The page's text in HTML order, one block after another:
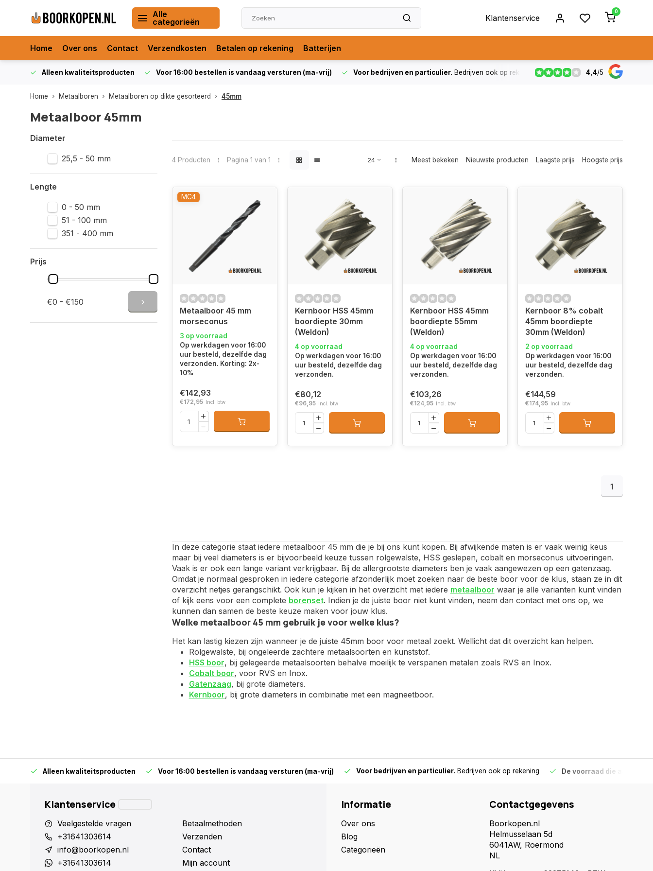
Alle
categorieën
Klantenservice
0
Home Over ons Contact Verzendkosten Betalen op rekening Batterijen
Alleen kwaliteitsproducten Voor 16:00 bestellen is vandaag versturen (ma-vrij) Voor bedrijven en particulier. Bedrijven ook op rekening De voorraad die
4,4/5
Home Metaalboren Metaalboren op dikte gesorteerd 45mm
Metaalboor 45mm
Diameter
25,5 - 50 mm
Lengte
0 - 50 mm
51 - 100 mm
351 - 400 mm
Prijs
€0 - €150
4 Producten Pagina 1 van 1 Meest bekeken Nieuwste producten Laagste prijs Hoogste prijs
MC4
Metaalboor 45 mm
morseconus
3 op voorraad
Op werkdagen voor 16:00
uur besteld, dezelfde dag
verzonden. Korting: 2x-
10%
€142,93
€172,95 Incl. btw
Kernboor HSS 45mm
boordiepte 30mm
(Weldon)
4 op voorraad
Op werkdagen voor 16:00
uur besteld, dezelfde dag
verzonden.
€80,12
€96,95 Incl. btw
Kernboor HSS 45mm
boordiepte 55mm
(Weldon)
4 op voorraad
Op werkdagen voor 16:00
uur besteld, dezelfde dag
verzonden.
€103,26
€124,95 Incl. btw
Kernboor 8% cobalt
45mm boordiepte
30mm (Weldon)
2 op voorraad
Op werkdagen voor 16:00
uur besteld, dezelfde dag
verzonden.
€144,59
€174,95 Incl. btw
1
In deze categorie staat iedere metaalboor 45 mm die je bij ons kunt kopen. Bij afwijkende maten is er vaak weinig keus
maar bij veel diameters is er bijvoorbeeld keuze tussen rolgewalste, HSS geslepen, cobalt en morseconus uitvoeringen.
Vaak is er ook een lange variant verkrijgbaar. Bij de allergrootste diameters ben je vaak aangewezen op een gatenzaag.
Omdat je normaal gesproken in iedere categorie afzonderlijk moet zoeken naar de beste boor voor de klus, staan ze in dit
overzicht netjes gerangschikt. Ook kun je kijken in het overzicht met iedere metaalboor waar je alle varianten kunt vinden
of kijk eens voor een complete borenset. Indien je de juiste boor niet kunt vinden, neem dan contact met ons op, we
kunnen dan samen de beste keuze maken voor jouw klus.
Welke metaalboor 45 mm gebruik je voor welke klus?
Het kan lastig kiezen zijn wanneer je de juiste 45mm boor voor metaal zoekt. Wellicht dat dit overzicht kan helpen.
Rolgewalste, bij ongeleerde zachtere metaalsoorten en kunststof.
HSS boor, bij gelegeerde metaalsoorten behalve moeilijk te verspanen metalen zoals RVS en Inox.
Cobalt boor, voor RVS en Inox.
Gatenzaag, bij grote diameters.
Kernboor, bij grote diameters in combinatie met een magneetboor.
Alleen kwaliteitsproducten Voor 16:00 bestellen is vandaag versturen (ma-vrij) Voor bedrijven en particulier. Bedrijven ook op rekening De voorraad die
Klantenservice
Veelgestelde vragen
+31641303614
info@boorkopen.nl
+31641303614
Betaalmethoden
Verzenden
Contact
Mijn account
Informatie
Over ons
Blog
Categorieën
Contactgegevens
Boorkopen.nl
Helmusselaan 5d
6041AW, Roermond
NL